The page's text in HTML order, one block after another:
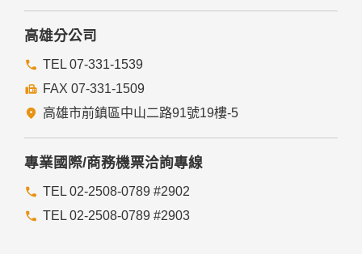
高雄分公司
TEL 07-331-1539
FAX 07-331-1509
高雄市前鎮區中山二路91號19樓-5
專業國際/商務機票洽詢專線
TEL 02-2508-0789 #2902
TEL 02-2508-0789 #2903